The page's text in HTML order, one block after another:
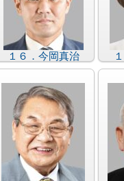
１６．今岡真治